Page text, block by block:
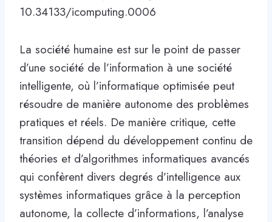
10.34133/icomputing.0006
La société humaine est sur le point de passer
d’une société de l’information à une société
intelligente, où l’informatique optimisée peut
résoudre de manière autonome des problèmes
pratiques et réels. De manière critique, cette
transition dépend du développement continu de
théories et d’algorithmes informatiques avancés
qui confèrent divers degrés d’intelligence aux
systèmes informatiques grâce à la perception
autonome, la collecte d’informations, l’analyse